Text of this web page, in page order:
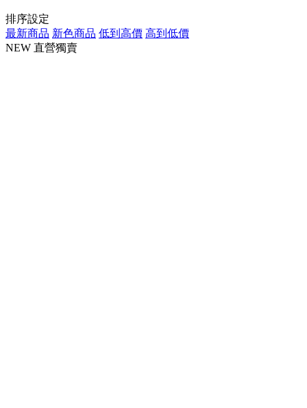
排序設定
最新商品 新色商品 低到高價 高到低價
NEW 直營獨賣